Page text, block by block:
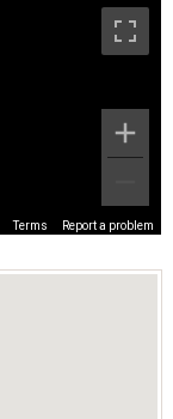
Terms Report a problem